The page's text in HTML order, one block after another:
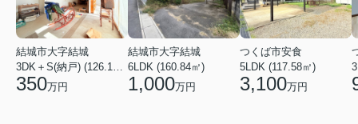
結城市大字結城
3DK＋S(納戸) (126.19㎡)
350万円
結城市大字結城
6LDK (160.84㎡)
1,000万円
つくば市安食
5LDK (117.58㎡)
3,100万円